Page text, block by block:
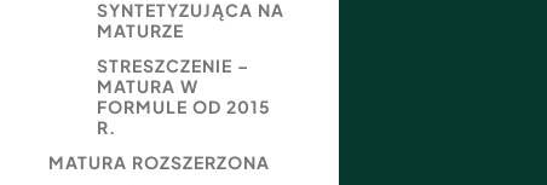
SYNTETYZUJĄCA NA
MATURZE
STRESZCZENIE –
MATURA W
FORMULE OD 2015
R.
MATURA ROZSZERZONA